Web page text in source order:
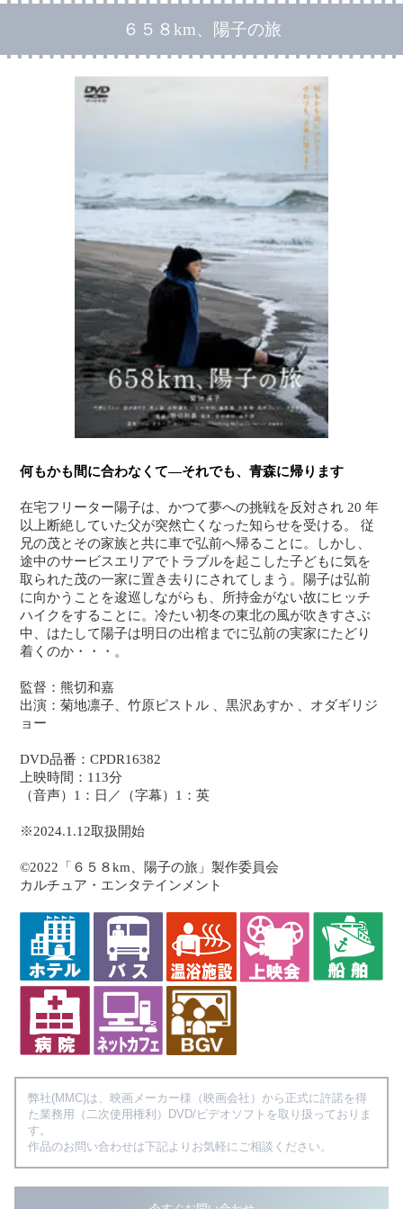
６５８km、陽子の旅
何もかも間に合わなくて―それでも、青森に帰ります
在宅フリーター陽子は、かつて夢への挑戦を反対され 20 年
以上断絶していた父が突然亡くなった知らせを受ける。 従
兄の茂とその家族と共に車で弘前へ帰ることに。しかし、
途中のサービスエリアでトラブルを起こした子どもに気を
取られた茂の一家に置き去りにされてしまう。陽子は弘前
に向かうことを逡巡しながらも、所持金がない故にヒッチ
ハイクをすることに。冷たい初冬の東北の風が吹きすさぶ
中、はたして陽子は明日の出棺までに弘前の実家にたどり
着くのか・・・。
監督：熊切和嘉
出演：菊地凛子、竹原ピストル 、黒沢あすか 、オダギリジ
ョー
DVD品番：CPDR16382
上映時間：113分
（音声）1：日／（字幕）1：英
※2024.1.12取扱開始
©2022「６５８km、陽子の旅」製作委員会
カルチュア・エンタテインメント
弊社(MMC)は、映画メーカー様（映画会社）から正式に許諾を得
た業務用（二次使用権利）DVD/ビデオソフトを取り扱っておりま
す。
作品のお問い合わせは下記よりお気軽にご相談ください。